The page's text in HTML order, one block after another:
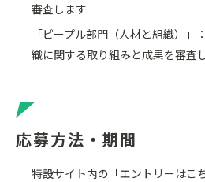
審査します
「ピープル部門（人材と組織）」
織に関する取り組みと成果を審査
応募方法・期間
特設サイト内の「エントリーはこ